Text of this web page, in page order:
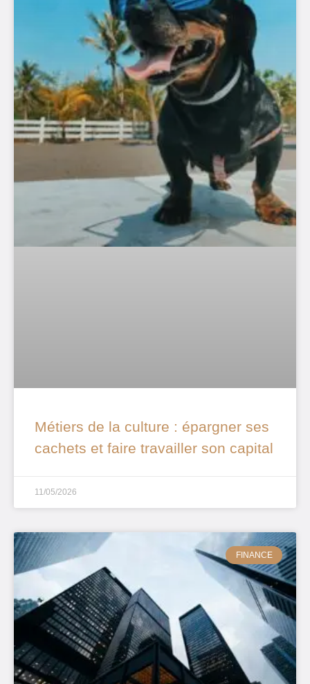
Métiers de la culture : épargner ses
cachets et faire travailler son capital
11/05/2026
FINANCE